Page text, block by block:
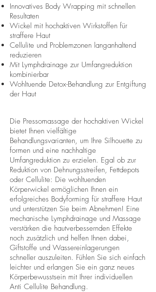
Innovatives Body Wrapping mit schnellen
Resultaten
Wickel mit hochaktiven Wirkstoffen für
straffere Haut
Cellulite und Problemzonen langanhaltend
reduzieren
Mit Lymphdrainage zur Umfangreduktion
kombinierbar
Wohltuende Detox-Behandlung zur Entgiftung
der Haut
Die Pressomassage der hochaktiven Wickel
bietet Ihnen vielfältige
Behandlungsvarianten, um Ihre Silhouette zu
formen und eine nachhaltige
Umfangreduktion zu erzielen. Egal ob zur
Reduktion von Dehnungsstreifen, Fettdepots
oder Cellulite: Die wohltuenden
Körperwickel ermöglichen Ihnen ein
erfolgreiches Bodyforming für straffere Haut
und unterstützen Sie beim Abnehmen! Eine
mechanische Lymphdrainage und Massage
verstärken die hautverbessernden Effekte
noch zusätzlich und helfen Ihnen dabei,
Giftstoffe und Wassereinlagerungen
schneller auszuleiten. Fühlen Sie sich einfach
leichter und erlangen Sie ein ganz neues
Körperbewusstsein mit Ihrer individuellen
Anti Cellulite Behandlung.